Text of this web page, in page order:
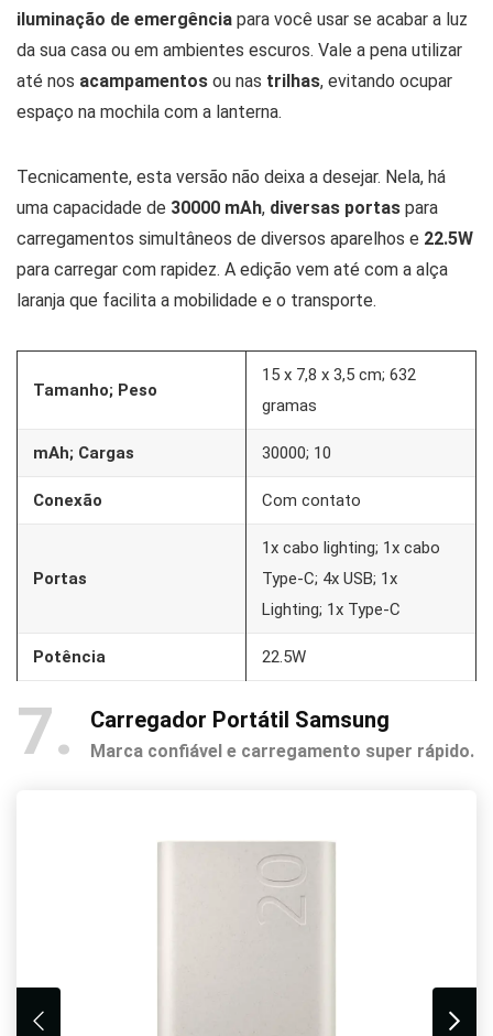
iluminação de emergência para você usar se acabar a luz
da sua casa ou em ambientes escuros. Vale a pena utilizar
até nos acampamentos ou nas trilhas, evitando ocupar
espaço na mochila com a lanterna.
Tecnicamente, esta versão não deixa a desejar. Nela, há
uma capacidade de 30000 mAh, diversas portas para
carregamentos simultâneos de diversos aparelhos e 22.5W
para carregar com rapidez. A edição vem até com a alça
laranja que facilita a mobilidade e o transporte.
Tamanho; Peso
15 x 7,8 x 3,5 cm; 632
gramas
mAh; Cargas 30000; 10
Conexão Com contato
Portas
1x cabo lighting; 1x cabo
Type-C; 4x USB; 1x
Lighting; 1x Type-C
Potência 22.5W
7 Carregador Portátil Samsung
Marca confiável e carregamento super rápido.